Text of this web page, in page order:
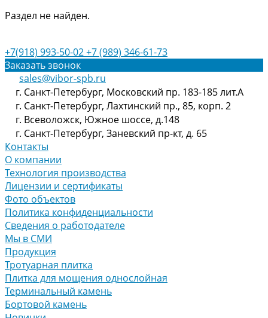
Раздел не найден.
+7(918) 993-50-02+7 (989) 346-61-73
Заказать звонок
sales@vibor-spb.ru
г. Санкт-Петербург, Московский пр. 183-185 лит.А
г. Санкт-Петербург, Лахтинский пр., 85, корп. 2
г. Всеволожск, Южное шоссе, д.148
г. Санкт-Петербург, Заневский пр-кт, д. 65
Контакты
О компании
Технология производства
Лицензии и сертификаты
Фото объектов
Политика конфиденциальности
Сведения о работодателе
Мы в СМИ
Продукция
Тротуарная плитка
Плитка для мощения однослойная
Терминальный камень
Бортовой камень